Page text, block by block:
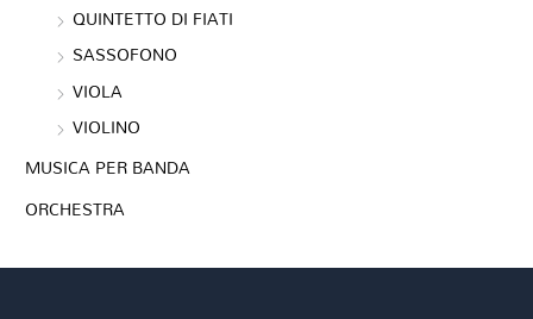
QUINTETTO DI FIATI
SASSOFONO
VIOLA
VIOLINO
MUSICA PER BANDA
ORCHESTRA